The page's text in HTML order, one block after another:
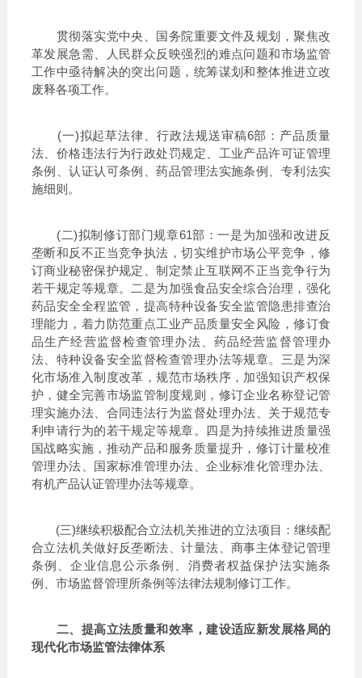
贯彻落实党中央、国务院重要文件及规划，聚焦改
革发展急需、人民群众反映强烈的难点问题和市场监管
工作中亟待解决的突出问题，统筹谋划和整体推进立改
废释各项工作。
(一)拟起草法律、行政法规送审稿6部：产品质量
法、价格违法行为行政处罚规定、工业产品许可证管理
条例、认证认可条例、药品管理法实施条例、专利法实
施细则。
(二)拟制修订部门规章61部：一是为加强和改进反
垄断和反不正当竞争执法，切实维护市场公平竞争，修
订商业秘密保护规定、制定禁止互联网不正当竞争行为
若干规定等规章。二是为加强食品安全综合治理，强化
药品安全全程监管，提高特种设备安全监管隐患排查治
理能力，着力防范重点工业产品质量安全风险，修订食
品生产经营监督检查管理办法、药品经营监督管理办
法、特种设备安全监督检查管理办法等规章。三是为深
化市场准入制度改革，规范市场秩序，加强知识产权保
护，健全完善市场监管制度规则，修订企业名称登记管
理实施办法、合同违法行为监督处理办法、关于规范专
利申请行为的若干规定等规章。四是为持续推进质量强
国战略实施，推动产品和服务质量提升，修订计量校准
管理办法、国家标准管理办法、企业标准化管理办法、
有机产品认证管理办法等规章。
(三)继续积极配合立法机关推进的立法项目：继续配
合立法机关做好反垄断法、计量法、商事主体登记管理
条例、企业信息公示条例、消费者权益保护法实施条
例、市场监督管理所条例等法律法规制修订工作。
二、提高立法质量和效率，建设适应新发展格局的
现代化市场监管法律体系